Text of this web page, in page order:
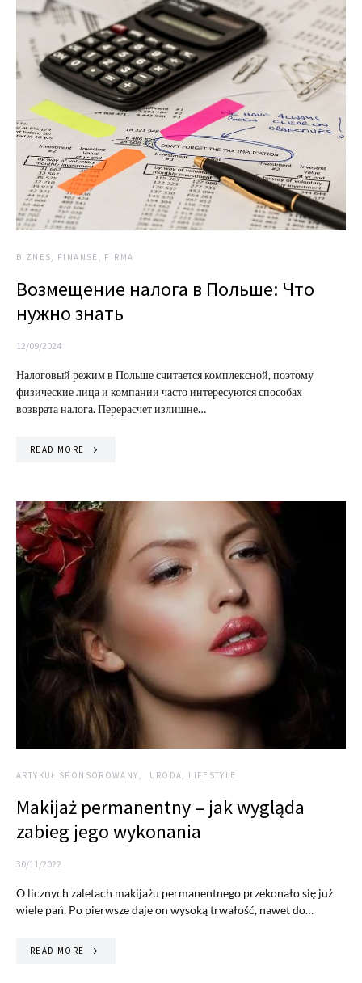
BIZNES, FINANSE, FIRMA
Возмещение налога в Польше: Что
нужно знать
12/09/2024
Налоговый режим в Польше считается комплексной, поэтому
физические лица и компании часто интересуются способах
возврата налога. Перерасчет излишне…
READ MORE
ARTYKUŁ SPONSOROWANY URODA, LIFESTYLE
Makijaż permanentny – jak wygląda
zabieg jego wykonania
30/11/2022
O licznych zaletach makijażu permanentnego przekonało się już
wiele pań. Po pierwsze daje on wysoką trwałość, nawet do…
READ MORE